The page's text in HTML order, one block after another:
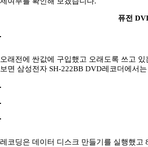
퓨전
오래전에 싼값에 구입했고 오래도록 쓰고
보면 삼성전자 SH-222BB DVD레코더에서
레코딩은 데이터 디스크 만들기를 실행했